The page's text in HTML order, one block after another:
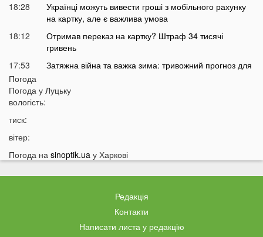
18:28
Українці можуть вивести гроші з мобільного рахунку
на картку, але є важлива умова
18:12
Отримав переказ на картку? Штраф 34 тисячі
гривень
17:53
Затяжна війна та важка зима: тривожний прогноз для
17:36
На Волині військові ТЦК вибили вікно авто у
17:11
16:38
Стало відомо, чи накриє Волинь негода найближчим
часом
ПриватБанк списує з карток українців по 200 гривень:
Працівники «Нової пошти» шваброю виштовхали
Погода
Погода у Луцьку
вологість:
тиск:
вітер:
Погода на sinoptik.ua у Харкові
Редакція
Контакти
Написати листа у редакцію